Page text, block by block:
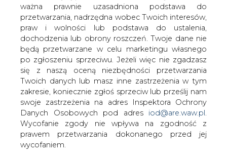
ważna prawnie uzasadniona podstawa do
przetwarzania, nadrzędna wobec Twoich interesów,
praw i wolności lub podstawa do ustalenia,
dochodzenia lub obrony roszczeń. Twoje dane nie
będą przetwarzane w celu marketingu własnego
po zgłoszeniu sprzeciwu. Jeżeli więc nie zgadzasz
się z naszą oceną niezbędności przetwarzania
Twoich danych lub masz inne zastrzeżenia w tym
zakresie, koniecznie zgłoś sprzeciw lub prześlij nam
swoje zastrzeżenia na adres Inspektora Ochrony
Danych Osobowych pod adres iod@are.waw.pl
Wycofanie zgody nie wpływa na zgodność z
prawem przetwarzania dokonanego przed jej
wycofaniem.
Według dziennika jest już prawie pewne, że studium
wykonalności potwierdzi możliwość połączenia
systemów elektroenergetycznych Polski i Litwy. Jednak
ze względu na finansowanie jego realizacji nie powstanie
ono wcześniej niż po 2010 roku. Rzeczpospolita zwraca
uwagę, że nie chodzi tylko o wybudowanie linii Ełk -
Alytus, ale i połączenie jej z polskim systemem
elektroenergetycznym. Dotąd projekt wyceniano na ok.
400 - 650 mln euro; sam odcinek od granicy do Ełku to
zaledwie 50 mln euro. Na razie wiadomo, że z Brukseli
władze w Wilnie mogą otrzymać ok. 160 mln euro na
most z Polską. EBOiR wstępnie ocenił, że wydatki na
wszystkie prace wyniosą 434 mln euro. Polsko-litewskie
przedsięwzięcie trafiło na listę projektów o szczególnym